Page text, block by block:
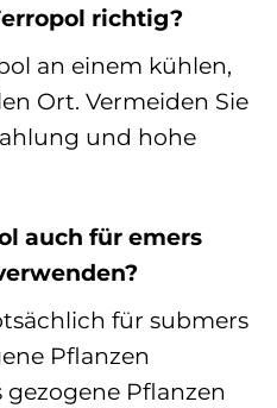
richtig?
an einem kühlen,
Ort. Vermeiden Sie
und hohe
auch für emers
für submers
Pflanzen
Pflanzen